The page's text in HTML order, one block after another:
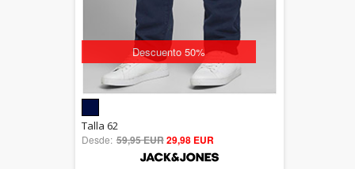
Descuento 50%
out of 5
Talla 62
Desde: 59,95 EUR29,98 EUR